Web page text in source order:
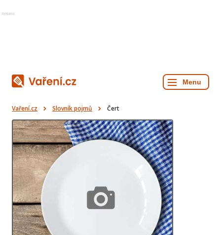
Reklama
Vaření.cz Slovník pojmů Čert